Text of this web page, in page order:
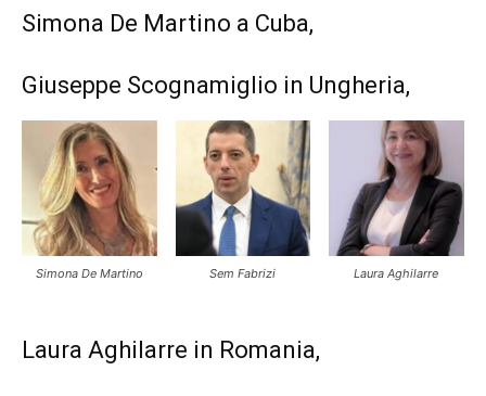
Simona De Martino a Cuba,
Giuseppe Scognamiglio in Ungheria,
Simona De Martino Sem Fabrizi Laura Aghilarre
Laura Aghilarre in Romania,